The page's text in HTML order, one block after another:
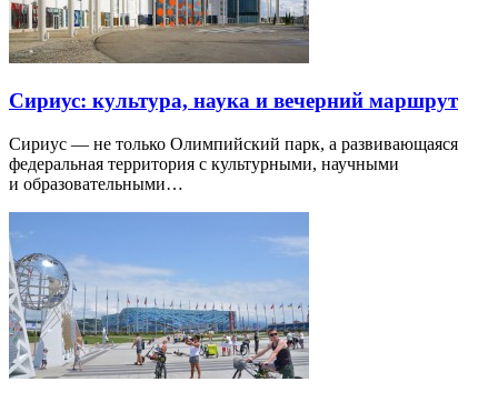
Сириус: культура, наука и вечерний маршрут
Сириус — не только Олимпийский парк, а развивающаяся
федеральная территория с культурными, научными
и образовательными…